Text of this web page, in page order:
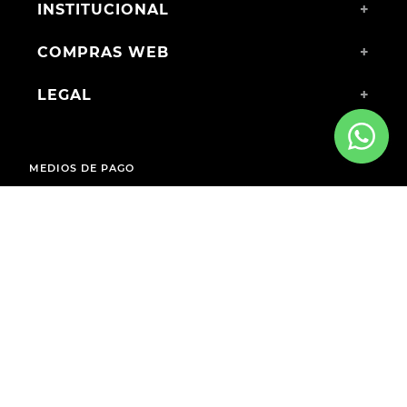
INSTITUCIONAL +
COMPRAS WEB +
LEGAL +
MEDIOS DE PAGO